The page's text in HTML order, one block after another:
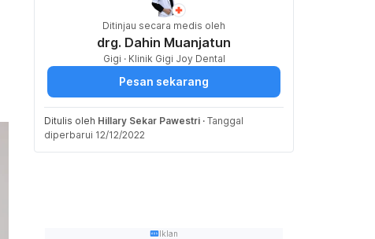
Ditinjau secara medis oleh
drg. Dahin Muanjatun
Gigi · Klinik Gigi Joy Dental
Pesan sekarang
Ditulis oleh Hillary Sekar Pawestri · Tanggal
diperbarui 12/12/2022
Iklan